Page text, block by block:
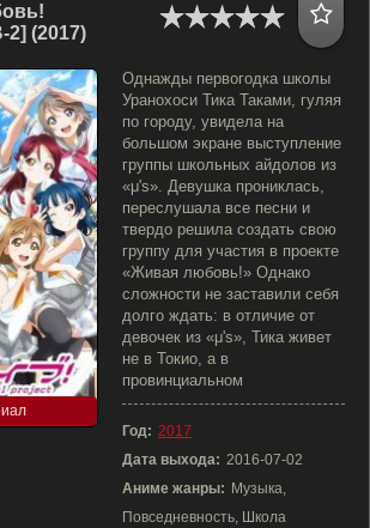
(2017)
Однажды первогодка школы
Уранохоси Тика Таками, гуляя
по городу, увидела на
большом экране выступление
группы школьных айдолов из
«μ's». Девушка прониклась,
переслушала все песни и
твердо решила создать свою
группу для участия в проекте
«Живая любовь!» Однако
сложности не заставили себя
долго ждать: в отличие от
девочек из «μ's», Тика живет
не в Токио, а в
провинциальном
Год: 2017
Дата выхода: 2016-07-02
Аниме жанры: Музыка,
Повседневность, Школа